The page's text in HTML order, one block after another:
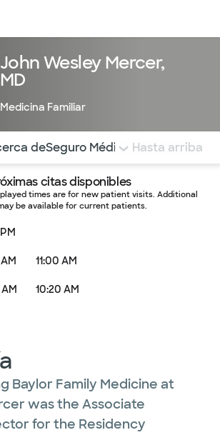
John Wesley Mercer,
MD
Medicina Familiar
para saltar rápidamente a
deSeguro Médico COMENTARIOS
Hasta arriba
citas disponibles
times are for new patient visits. Additional
be available for current patients.
11:00 AM
10:20 AM
Baylor Family Medicine at
was the Associate
for the Residency